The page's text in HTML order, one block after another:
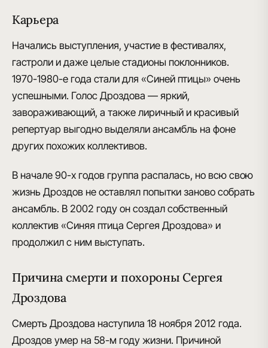
Карьера
Начались выступления, участие в фестивалях,
гастроли и даже целые стадионы поклонников.
1970-1980-е года стали для «Синей птицы» очень
успешными. Голос Дроздова — яркий,
завораживающий, а также лиричный и красивый
репертуар выгодно выделяли ансамбль на фоне
других похожих коллективов.
В начале 90-х годов группа распалась, но всю свою
жизнь Дроздов не оставлял попытки заново собрать
ансамбль. В 2002 году он создал собственный
коллектив «Синяя птица Сергея Дроздова» и
продолжил с ним выступать.
Причина смерти и похороны Сергея
Дроздова
Смерть Дроздова наступила 18 ноября 2012 года.
Дроздов умер на 58-м году жизни. Причиной